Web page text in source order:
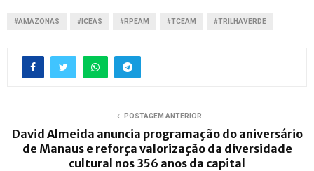
#AMAZONAS #ICEAS #RPEAM #TCEAM #TRILHAVERDE
POSTAGEM ANTERIOR
David Almeida anuncia programação do aniversário
de Manaus e reforça valorização da diversidade
cultural nos 356 anos da capital